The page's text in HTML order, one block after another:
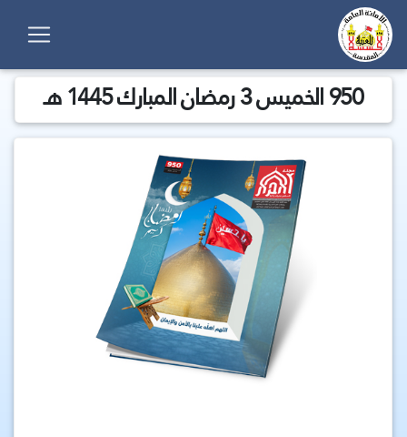
950 الخميس 3 رمضان المبارك 1445 هـ